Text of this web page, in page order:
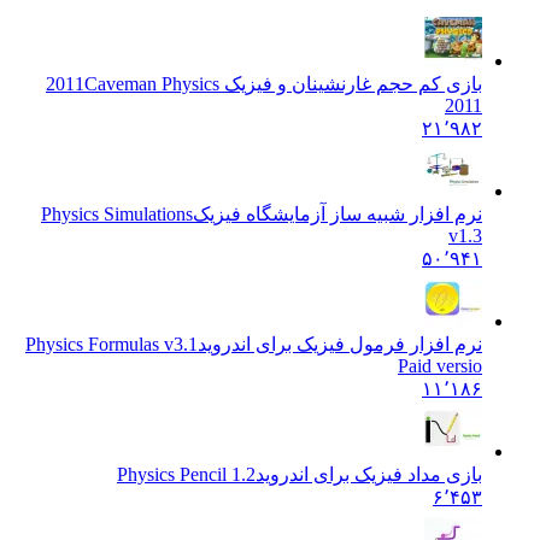
بازی کم حجم غارنشینان و فیزیک 2011 Caveman Physics
۲۱٬۹۸۲
نرم افزار شبیه ساز آزمایشگاه فیزیک Physics Simulations
۵۰٬۹۴۱
نرم افزار فرمول فیزیک برای اندروید Physics Formulas v3.1
Paid versio
۱۱٬۱۸۶
بازی مداد فیزیک برای اندروید 1.2 Physics Pencil